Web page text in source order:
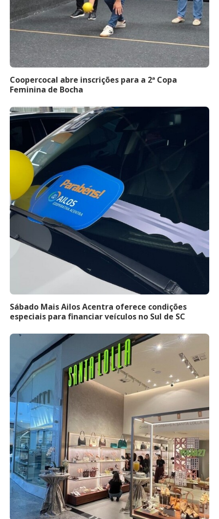
Coopercocal abre inscrições para a 2ª Copa
Feminina de Bocha
Sábado Mais Ailos Acentra oferece condições
especiais para financiar veículos no Sul de SC